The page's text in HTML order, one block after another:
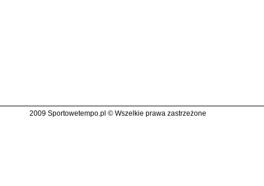
2009 Sportowetempo.pl © Wszelkie prawa zastrzeżone